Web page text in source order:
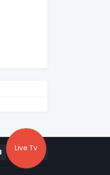
Live Tv